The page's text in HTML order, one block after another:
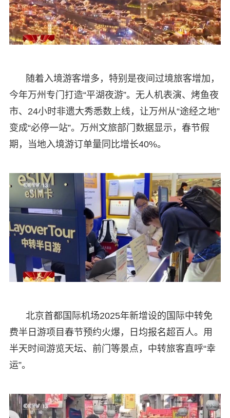
随着入境游客增多，特别是夜间过境旅客增加，
今年万州专门打造“平湖夜游”。无人机表演、烤鱼夜
市、24小时非遗大秀悉数上线，让万州从“途经之地”
变成“必停一站”。万州文旅部门数据显示，春节假
期，当地入境游订单量同比增长40%。
北京首都国际机场2025年新增设的国际中转免
费半日游项目春节预约火爆，日均报名超百人。用
半天时间游览天坛、前门等景点，中转旅客直呼“幸
运”。